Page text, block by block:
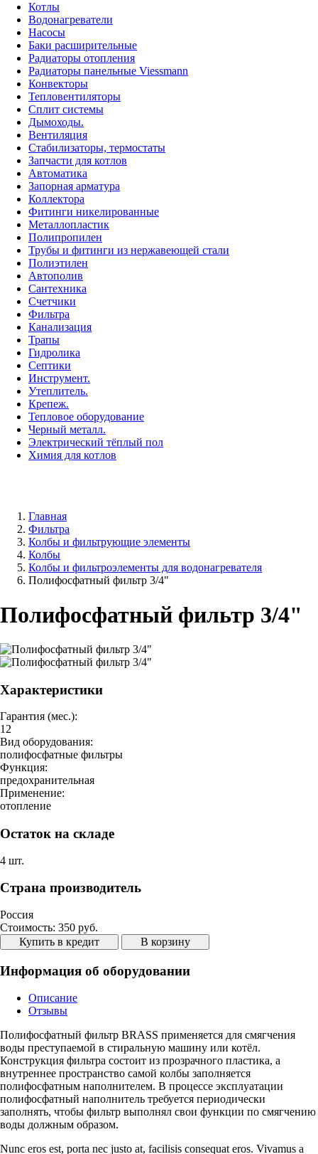
Котлы
Водонагреватели
Насосы
Баки расширительные
Радиаторы отопления
Радиаторы панельные Viessmann
Конвекторы
Тепловентиляторы
Сплит системы
Дымоходы.
Вентиляция
Стабилизаторы, термостаты
Запчасти для котлов
Автоматика
Запорная арматура
Коллектора
Фитинги никелированные
Металлопластик
Полипропилен
Трубы и фитинги из нержавеющей стали
Полиэтилен
Автополив
Сантехника
Счетчики
Фильтра
Канализация
Трапы
Гидролика
Септики
Инструмент.
Утеплитель.
Крепеж.
Тепловое оборудование
Черный металл.
Электрический тёплый пол
Химия для котлов
Главная
Фильтра
Колбы и фильтрующие элементы
Колбы
Колбы и фильтроэлементы для водонагревателя
Полифосфатный фильтр 3/4"
Полифосфатный фильтр 3/4"
Характеристики
Гарантия (мес.):
12
Вид оборудования:
полифосфатные фильтры
Функция:
предохранительная
Применение:
отопление
Остаток на складе
4 шт.
Страна производитель
Россия
Стоимость: 350 руб.
Купить в кредит
В корзину
Информация об оборудовании
Описание
Отзывы
Полифосфатный фильтр BRASS применяется для смягчения
воды преступаемой в стиральную машину или котёл.
Конструкция фильтра состоит из прозрачного пластика, а
внутреннее пространство самой колбы заполняется
полифосфатным наполнителем. В процессе эксплуатации
полифосфатный наполнитель требуется периодически
заполнять, чтобы фильтр выполнял свои функции по смягчению
воды должным образом.
Nunc eros est, porta nec justo at, facilisis consequat eros. Vivamus a